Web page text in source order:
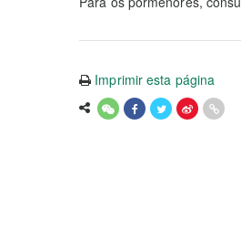
Imprimir esta página